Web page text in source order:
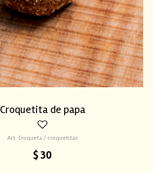
Croquetita de papa
Croqueta / croquetitas
$30